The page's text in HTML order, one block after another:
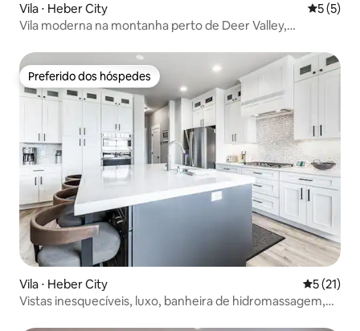
Vila ⋅ Heber City 5 de
5 (5)
Vila moderna na montanha perto de Deer Valley,
Preferido dos hóspedes
Preferido dos hóspedes
Vila ⋅ Heber City 5 de uma
5 (21)
Vistas inesquecíveis, luxo, banheira de hidromassagem,